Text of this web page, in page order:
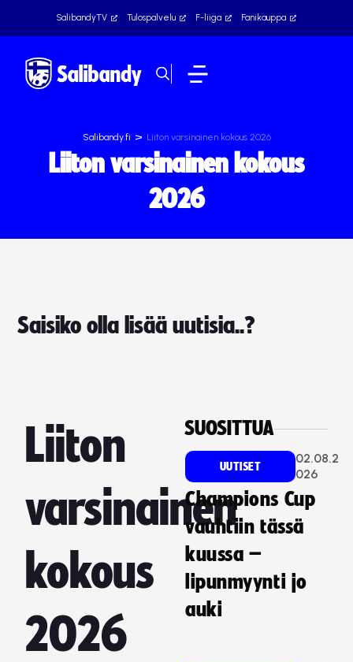
SalibandyTV Tulospalvelu F-liiga Fanikauppa
Salibandy.fi > Liiton varsinainen kokous 2026
Liiton varsinainen kokous
2026
Saisiko olla lisää uutisia..?
Liiton
varsinainen
kokous
2026
SUOSITTUA
UUTISET
02.08.2
026
Champions Cup
vauhtiin tässä
kuussa –
lipunmyynti jo
auki